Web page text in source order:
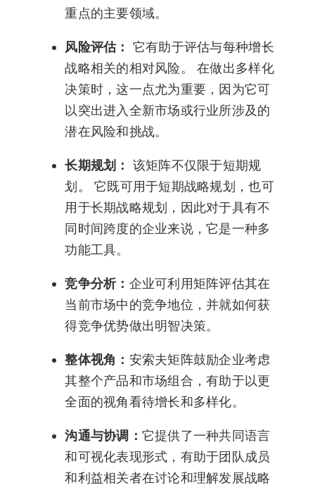
重点的主要领域。
风险评估：
它有助于评估与每种增长
战略相关的相对风险。 在做出多样化
决策时，这一点尤为重要，因为它可
以突出进入全新市场或行业所涉及的
潜在风险和挑战。
长期规划： 该矩阵不仅限于短期规
划。 它既可用于短期战略规划，也可
用于长期战略规划，因此对于具有不
同时间跨度的企业来说，它是一种多
功能工具。
竞争分析： 企业可利用矩阵评估其在
当前市场中的竞争地位，并就如何获
得竞争优势做出明智决策。
整体视角： 安索夫矩阵鼓励企业考虑
其整个产品和市场组合，有助于以更
全面的视角看待增长和多样化。
沟通与协调： 它提供了一种共同语言
和可视化表现形式，有助于团队成员
和利益相关者在讨论和理解发展战略